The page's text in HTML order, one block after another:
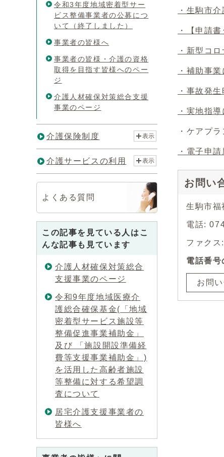
・生駒市
・【申請
・新型コ
・補助事
・事故発
・実地指
・ケアプ
・電子申
お問い
生駒市福
電話:
ファク
電話番号
お問
令和3年度地域密着型サー
ビス整備事業者の公募につ
いて（終了しました）
事業者の皆様へ
事業者の皆様・介護の資格
取得を目指す皆様へのペー
ジ
介護人材確保対策総合支援
事業のページ
介護保険制度 表示
介護サービスの利用 表示
よくある質問
この記事を見ている人はこ
んな記事も見ています
介護人材確保対策総合
支援事業のページ
令和9年度地域医療介
護総合確保基金(「地域
密着型サービス施設等
整備促進事業補助金」
及び 「施設開設準備経
費等支援事業補助金」)
を活用した高齢者施設
等整備に対する希望調
査について
居宅介護支援事業者の
皆様へ